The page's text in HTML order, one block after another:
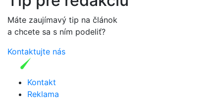
Máte zaujímavý tip na článok
a chcete sa s ním podeliť?
Kontaktujte nás
Kontakt
Reklama